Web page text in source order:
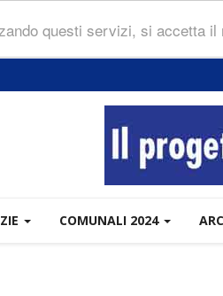
questi servizi, si accetta il
COMUNALI 2024